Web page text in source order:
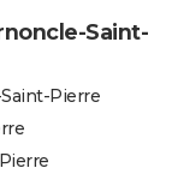
Saint-
Pierre